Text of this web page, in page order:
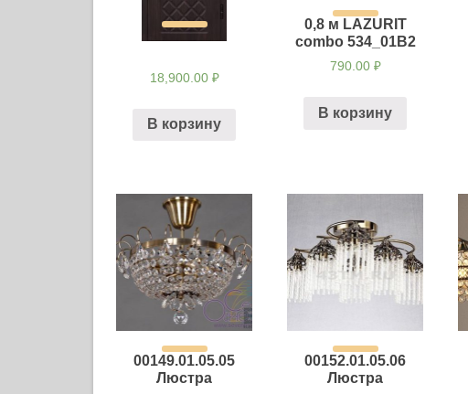
18,900.00 ₽
В корзину
0,8 м LAZURIT
combo 534_01В2
790.00 ₽
В корзину
00149.01.05.05
Люстра
00152.01.05.06
Люстра